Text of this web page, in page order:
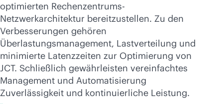
optimierten Rechenzentrums-
Netzwerkarchitektur bereitzustellen. Zu den
Verbesserungen gehören
Überlastungsmanagement, Lastverteilung und
minimierte Latenzzeiten zur Optimierung von
JCT. Schließlich gewährleisten vereinfachtes
Management und Automatisierung
Zuverlässigkeit und kontinuierliche Leistung.